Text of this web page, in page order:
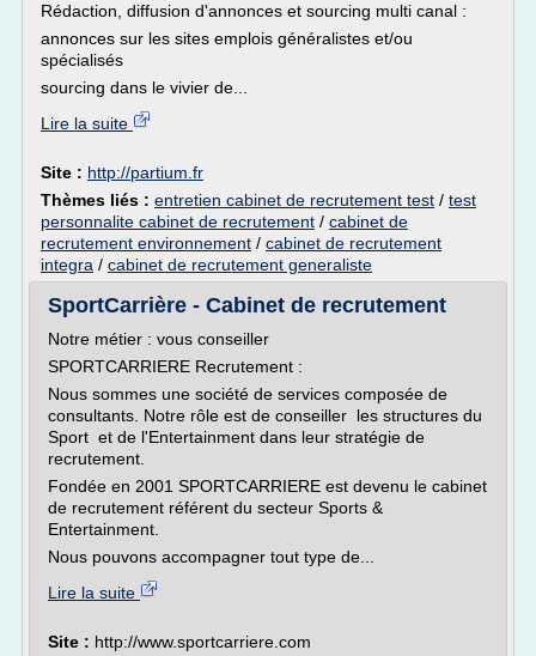
Rédaction, diffusion d'annonces et sourcing multi canal :
annonces sur les sites emplois généralistes et/ou
spécialisés
sourcing dans le vivier de...
Lire la suite
Site : http://partium.fr
Thèmes liés : entretien cabinet de recrutement test / test
personnalite cabinet de recrutement / cabinet de
recrutement environnement / cabinet de recrutement
integra / cabinet de recrutement generaliste
SportCarrière - Cabinet de recrutement
Notre métier : vous conseiller
SPORTCARRIERE Recrutement :
Nous sommes une société de services composée de
consultants. Notre rôle est de conseiller les structures du
Sport et de l'Entertainment dans leur stratégie de
recrutement.
Fondée en 2001 SPORTCARRIERE est devenu le cabinet
de recrutement référent du secteur Sports &
Entertainment.
Nous pouvons accompagner tout type de...
Lire la suite
Site : http://www.sportcarriere.com